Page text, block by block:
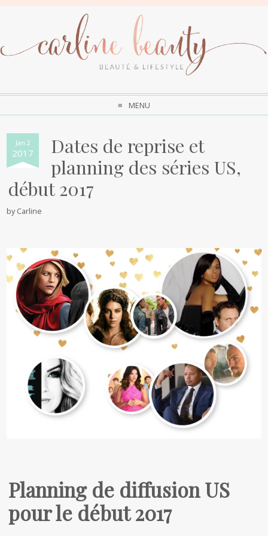
MENU
Jan 2
2017
Dates de reprise et
planning des séries US,
début 2017
byCarline
Planning de diffusion US
pour le début 2017